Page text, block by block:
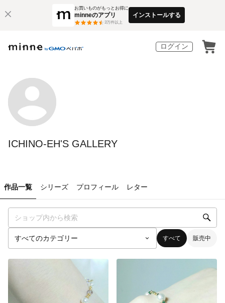
お買いものがもっとお得に
minneのアプリ
3万件以上
インストールする
ログイン
ICHINO-EH'S GALLERY
作品一覧 シリーズ プロフィール レター
すべて 販売中